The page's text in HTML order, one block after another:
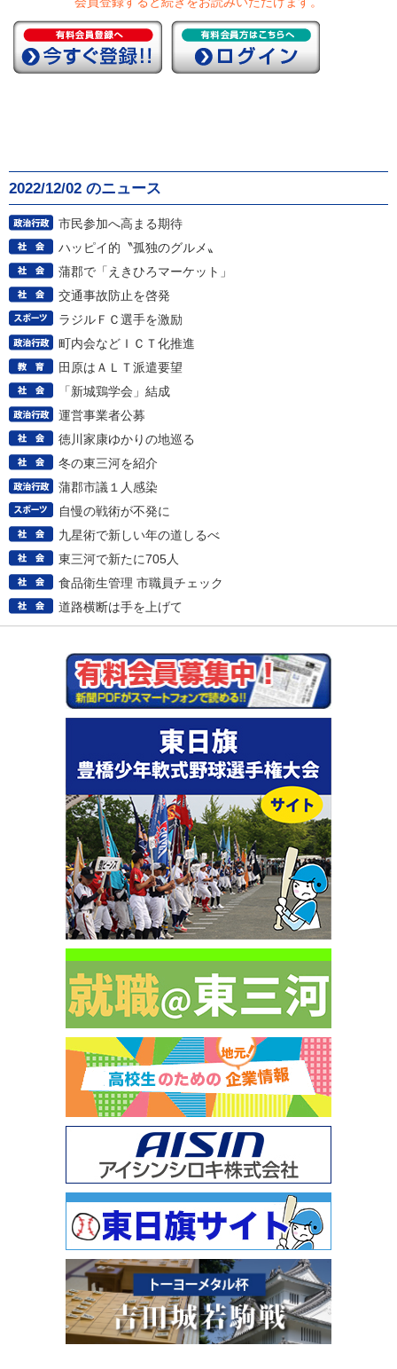
2022/12/02 のニュース
市民参加へ高まる期待
ハッピイ的〝孤独のグルメ〟
蒲郡で「えきひろマーケット」
交通事故防止を啓発
ラジルＦＣ選手を激励
町内会などＩＣＴ化推進
田原はＡＬＴ派遣要望
「新城鶏学会」結成
運営事業者公募
徳川家康ゆかりの地巡る
冬の東三河を紹介
蒲郡市議１人感染
自慢の戦術が不発に
九星術で新しい年の道しるべ
東三河で新たに705人
食品衛生管理 市職員チェック
道路横断は手を上げて